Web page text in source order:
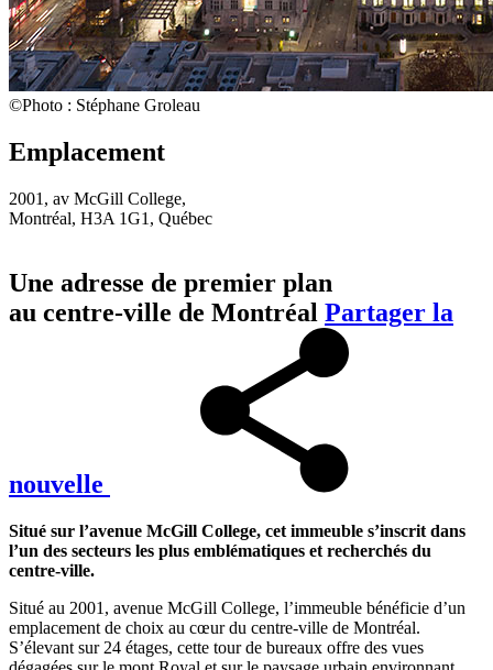
©Photo : Stéphane Groleau
Emplacement
2001, av McGill College,
Montréal, H3A 1G1, Québec
Une adresse de premier plan
au centre-ville de Montréal Partager la
nouvelle
Situé sur l’avenue McGill College, cet immeuble s’inscrit dans
l’un des secteurs les plus emblématiques et recherchés du
centre-ville.
Situé au 2001, avenue McGill College, l’immeuble bénéficie d’un
emplacement de choix au cœur du centre-ville de Montréal.
S’élevant sur 24 étages, cette tour de bureaux offre des vues